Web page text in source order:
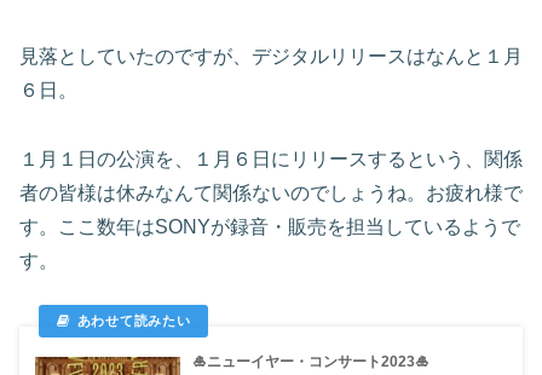
見落としていたのですが、デジタルリリースはなんと１月
６日。
１月１日の公演を、１月６日にリリースするという、関係
者の皆様は休みなんて関係ないのでしょうね。お疲れ様で
す。ここ数年はSONYが録音・販売を担当しているようで
す。
🎍ニューイヤー・コンサート2023🎍